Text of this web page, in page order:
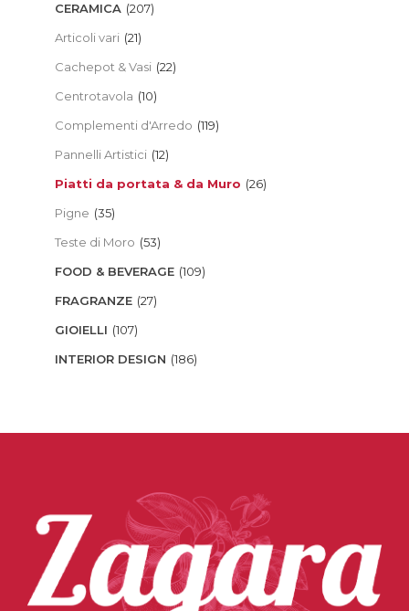
CERAMICA (207)
Articoli vari (21)
Cachepot & Vasi (22)
Centrotavola (10)
Complementi d'Arredo (119)
Pannelli Artistici (12)
Piatti da portata & da Muro (26)
Pigne (35)
Teste di Moro (53)
FOOD & BEVERAGE (109)
FRAGRANZE (27)
GIOIELLI (107)
INTERIOR DESIGN (186)